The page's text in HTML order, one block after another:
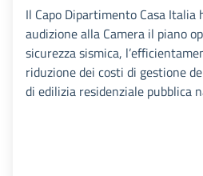
Il Capo Dipartimento Casa Italia
audizione alla Camera il piano
sicurezza sismica,
riduzione dei costi di gestione
di edilizia residenziale pubblica